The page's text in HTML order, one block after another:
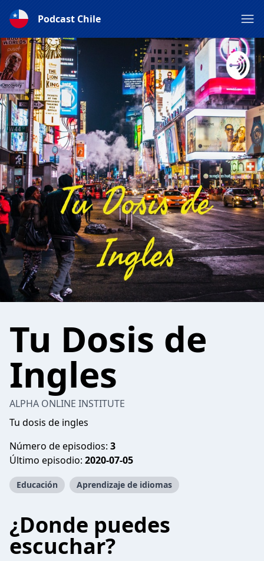
Podcast Chile
Tu Dosis de
Ingles
ALPHA ONLINE INSTITUTE
Tu dosis de ingles
Número de episodios: 3
Último episodio: 2020-07-05
Educación Aprendizaje de idiomas
¿Donde puedes
escuchar?